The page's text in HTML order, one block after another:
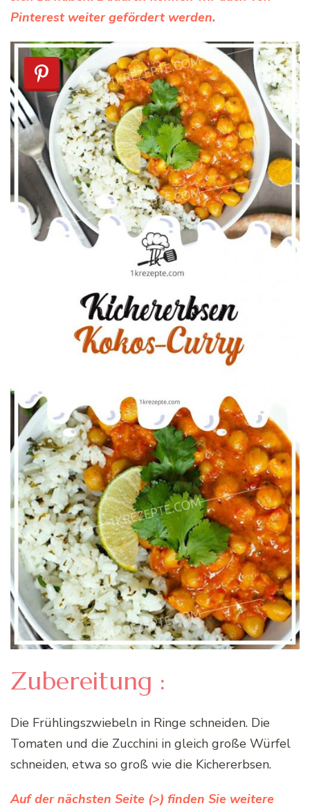
Pinterest weiter gefördert werden.
Zubereitung :
Die Frühlingszwiebeln in Ringe schneiden. Die
Tomaten und die Zucchini in gleich große Würfel
schneiden, etwa so groß wie die Kichererbsen.
Auf der nächsten Seite (>) finden Sie weitere